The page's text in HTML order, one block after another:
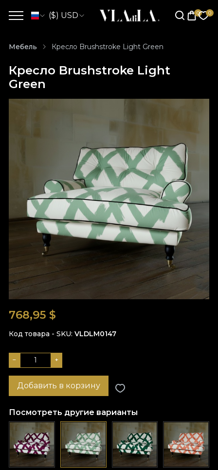
($) USD
Мебель Кресло Brushstroke Light Green
Кресло Brushstroke Light
Green
768,95 $
Код товара - SKU VLDLM0147
− +
Добавить в корзину
Посмотреть другие варианты